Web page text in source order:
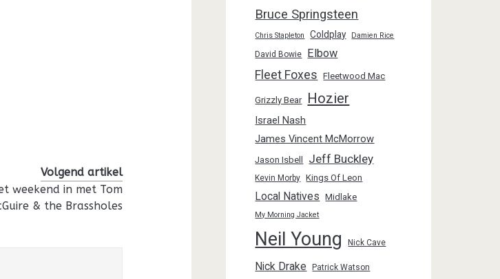
Volgend artikel
weekend in met Tom
& the Brassholes
Bruce Springsteen
Chris Stapleton Coldplay Damien Rice
David Bowie Elbow
Fleet Foxes Fleetwood Mac
Grizzly Bear Hozier
Israel Nash
James Vincent McMorrow
Jason Isbell Jeff Buckley
Kevin Morby Kings Of Leon
Local Natives Midlake
My Morning Jacket
Neil Young Nick Cave
Nick Drake Patrick Watson